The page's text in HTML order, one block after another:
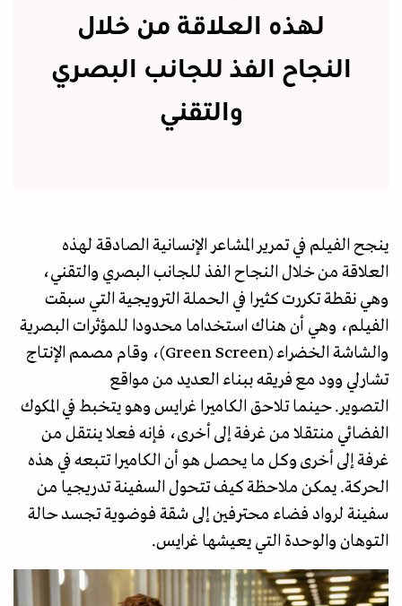
لهذه العلاقة من خلال
النجاح الفذ للجانب البصري
والتقني
ينجح الفيلم في تمرير المشاعر الإنسانية الصادقة لهذه
العلاقة من خلال النجاح الفذ للجانب البصري والتقني،
وهي نقطة تكررت كثيرا في الحملة الترويجية التي سبقت
الفيلم، وهي أن هناك استخداما محدودا للمؤثرات البصرية
والشاشة الخضراء (Green Screen)، وقام مصمم الإنتاج
تشارلي وود مع فريقه ببناء العديد من مواقع
التصوير. حينما تلاحق الكاميرا غرايس وهو يتخبط في المكوك
الفضائي منتقلا من غرفة إلى أخرى، فإنه فعلا ينتقل من
غرفة إلى أخرى وكل ما يحصل هو أن الكاميرا تتبعه في هذه
الحركة. يمكن ملاحظة كيف تتحول السفينة تدريجيا من
سفينة لرواد فضاء محترفين إلى شقة فوضوية تجسد حالة
التوهان والوحدة التي يعيشها غرايس.